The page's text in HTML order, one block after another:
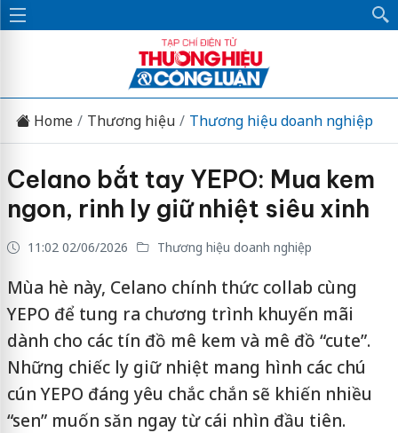
Home Thương hiệu Thương hiệu doanh nghiệp
Celano bắt tay YEPO: Mua kem
ngon, rinh ly giữ nhiệt siêu xinh
11:02 02/06/2026 Thương hiệu doanh nghiệp
Mùa hè này, Celano chính thức collab cùng
YEPO để tung ra chương trình khuyến mãi
dành cho các tín đồ mê kem và mê đồ “cute”.
Những chiếc ly giữ nhiệt mang hình các chú
cún YEPO đáng yêu chắc chắn sẽ khiến nhiều
“sen” muốn săn ngay từ cái nhìn đầu tiên.